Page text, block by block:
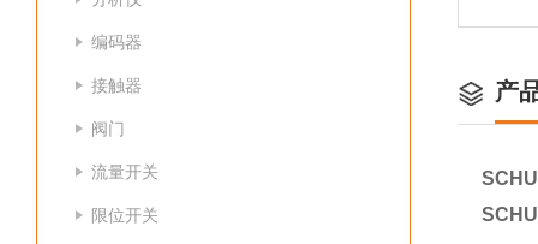
编码器
接触器
阀门
流量开关
限位开关
产